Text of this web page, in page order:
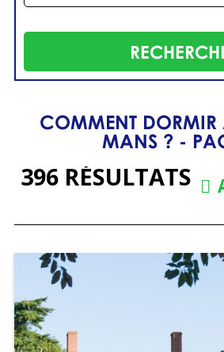
COMMENT DORMIR
MANS ? -
396 RÉSULTATS